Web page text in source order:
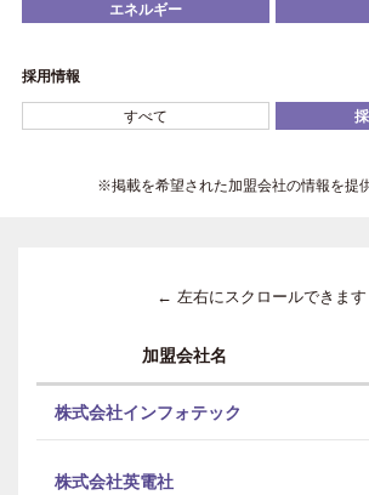
エネルギー
採用情報
すべて
※掲載を希望された加盟会社の情報を提
← 左右にスクロールできま
加盟会社名
株式会社インフォテック
株式会社英電社